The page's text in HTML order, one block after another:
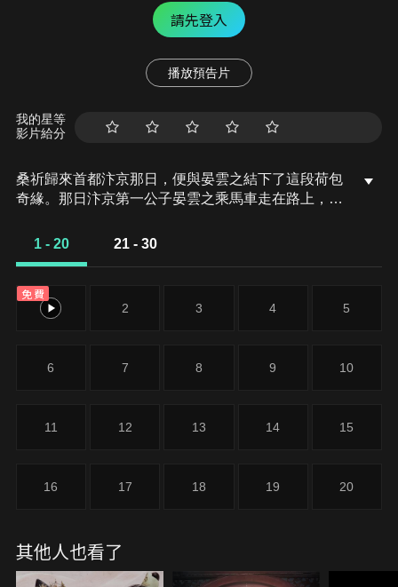
請先登入
播放預告片
我的星等
影片給分
桑祈歸來首都汴京那日，便與晏雲之結下了這段荷包
奇緣。那日汴京第一公子晏雲之乘馬車走在路上，太
玉，借機獻上荷包，卻碰到正從邊塞歸來的桑祈出手
遠，在城裡最有名的酒樓慶豐樓為桑祈接風洗塵，得
知桑祈要進國子監讀書的決定。還未來得及詳問，又
元節前給晏雲之送上自己親手繡的女工荷包，否則就
1 - 20 21 - 30
免費
1 2 3 4 5
6 7 8 9 10
11 12 13 14 15
16 17 18 19 20
其他人也看了